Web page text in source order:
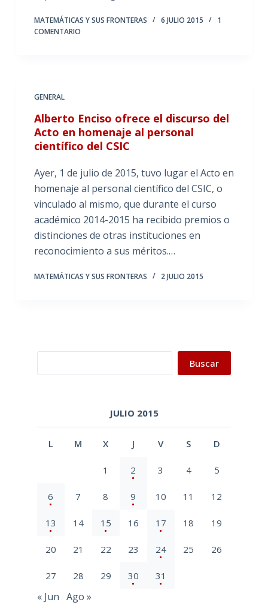
MATEMÁTICAS Y SUS FRONTERAS 6 JULIO 2015
1
COMENTARIO
GENERAL
Alberto Enciso ofrece el discurso del
Acto en homenaje al personal
científico del CSIC
Ayer, 1 de julio de 2015, tuvo lugar el Acto en
homenaje al personal científico del CSIC, o
vinculado al mismo, que durante el curso
académico 2014-2015 ha recibido premios o
distinciones de otras instituciones en
reconocimiento a sus méritos.…
MATEMÁTICAS Y SUS FRONTERAS 2 JULIO 2015
Buscar
JULIO 2015
L M X J V S D
1 2 3 4 5
6 7 8 9 10 11 12
13 14 15 16 17 18 19
20 21 22 23 24 25 26
27 28 29 30 31
« Jun Ago »